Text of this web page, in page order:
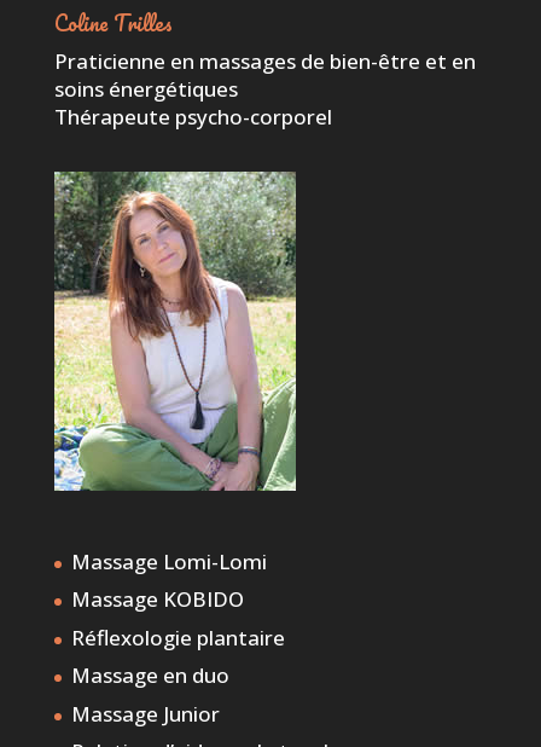
Coline Trilles
Praticienne en massages de bien-être et en
soins énergétiques
Thérapeute psycho-corporel
Massage Lomi-Lomi
Massage KOBIDO
Réflexologie plantaire
Massage en duo
Massage Junior